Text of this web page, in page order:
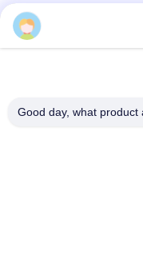
Good day, what